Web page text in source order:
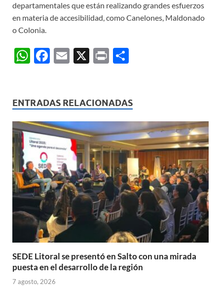
departamentales que están realizando grandes esfuerzos
en materia de accesibilidad, como Canelones, Maldonado
o Colonia.
W
s
A
p
p
F
b
o
o
k
E
X
P
p
ar
ti
r
ENTRADAS RELACIONADAS
SEDE Litoral se presentó en Salto con una mirada
puesta en el desarrollo de la región
7 agosto, 2026